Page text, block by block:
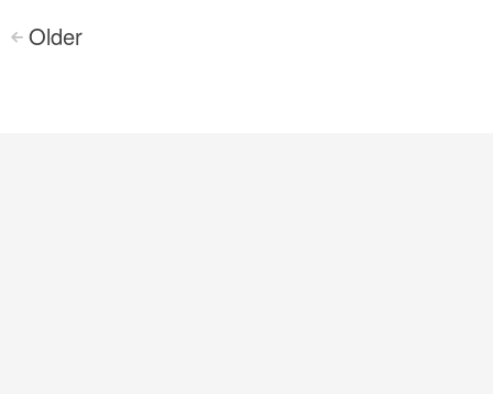
Navegação
dos
< Older